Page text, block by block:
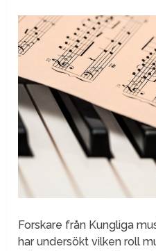
Forskare från Kungliga
har undersökt vilken roll